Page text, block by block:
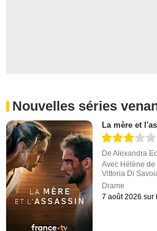
Nouvelles séries
La mère et
DeAlexandra
Avec Hélène
Vittoria Di
Drame
7 août 2026 sur